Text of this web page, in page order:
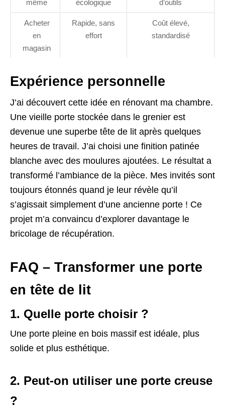
même écologique d’outils
Acheter
en
magasin
Rapide, sans
effort
Coût élevé,
standardisé
Expérience personnelle
J’ai découvert cette idée en rénovant ma chambre.
Une vieille porte stockée dans le grenier est
devenue une superbe tête de lit après quelques
heures de travail. J’ai choisi une finition patinée
blanche avec des moulures ajoutées. Le résultat a
transformé l’ambiance de la pièce. Mes invités sont
toujours étonnés quand je leur révèle qu’il
s’agissait simplement d’une ancienne porte ! Ce
projet m’a convaincu d’explorer davantage le
bricolage de récupération.
FAQ – Transformer une porte
en tête de lit
1. Quelle porte choisir ?
Une porte pleine en bois massif est idéale, plus
solide et plus esthétique.
2. Peut-on utiliser une porte creuse
?